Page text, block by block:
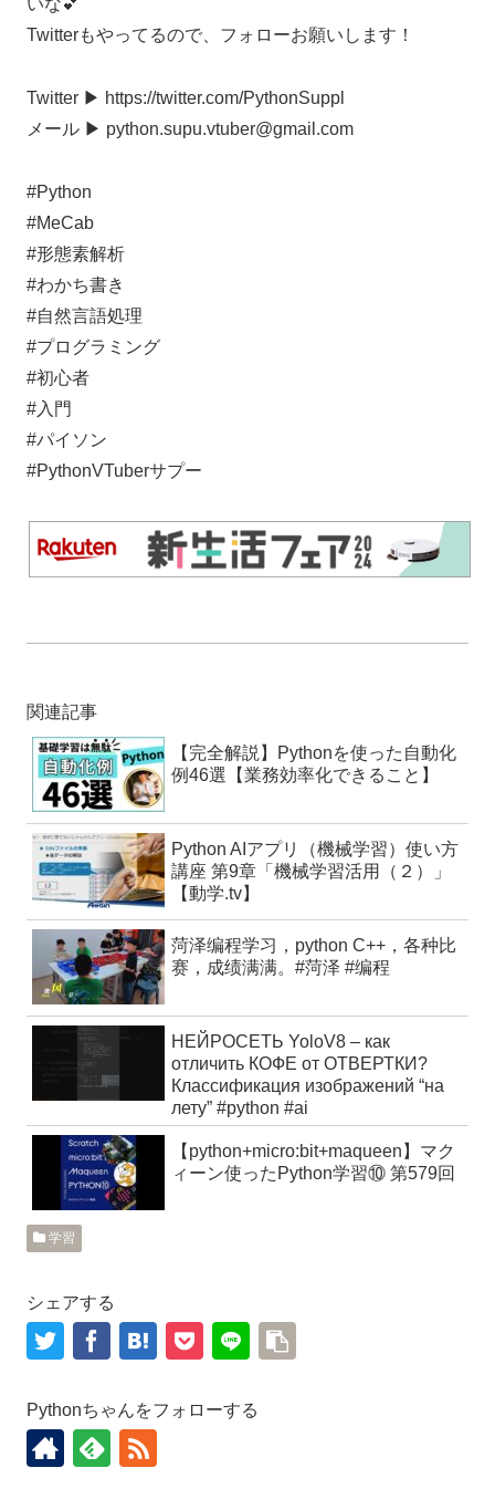
いな💕
Twitterもやってるので、フォローお願いします！
Twitter ▶︎ https://twitter.com/PythonSuppl
メール ▶︎ python.supu.vtuber@gmail.com
#Python
#MeCab
#形態素解析
#わかち書き
#自然言語処理
#プログラミング
#初心者
#入門
#パイソン
#PythonVTuberサプー
関連記事
【完全解説】Pythonを使った自動化
例46選【業務効率化できること】
Python AIアプリ（機械学習）使い方
講座 第9章「機械学習活用（２）」
【動学.tv】
菏泽编程学习，python C++，各种比
赛，成绩满满。#菏泽 #编程
НЕЙРОСЕТЬ YoloV8 – как
отличить КОФЕ от ОТВЕРТКИ?
Классификация изображений “на
лету” #python #ai
【python+micro:bit+maqueen】マク
ィーン使ったPython学習⑩ 第579回
学習
シェアする
Pythonちゃんをフォローする